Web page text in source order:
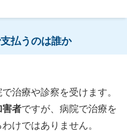
払うのは誰か
治療や診察を受けます。
害者ですが、病院で治療を
けではありません。